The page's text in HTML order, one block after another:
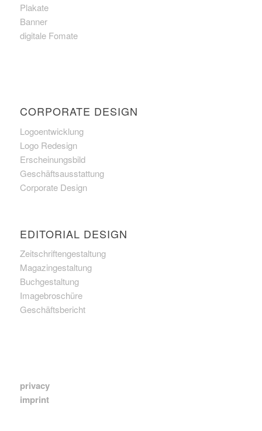
Plakate
Banner
digitale Fomate
CORPORATE DESIGN
Logoentwicklung
Logo Redesign
Erscheinungsbild
Geschäftsausstattung
Corporate Design
EDITORIAL DESIGN
Zeitschriftengestaltung
Magazingestaltung
Buchgestaltung
Imagebroschüre
Geschäftsbericht
privacy
imprint